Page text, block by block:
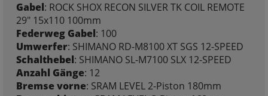
Gabel: ROCK SHOX RECON SILVER TK COIL REMOTE
29" 15x110 100mm
Federweg Gabel: 100
Umwerfer: SHIMANO RD-M8100 XT SGS 12-SPEED
Schalthebel: SHIMANO SL-M7100 SLX 12-SPEED
Anzahl Gänge: 12
Bremse vorne: SRAM LEVEL 2-Piston 180mm